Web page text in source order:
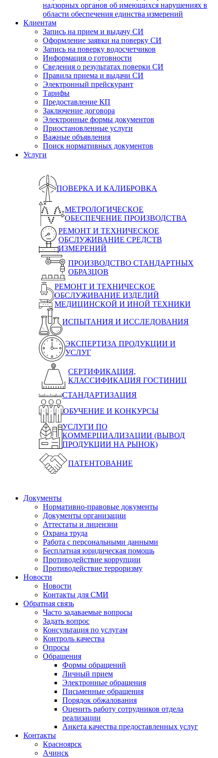
надзорных органов об имеющихся нарушениях в
области обеспечения единства измерений
Клиентам
Запись на прием и выдачу СИ
Оформление заявки на поверку СИ
Запись на поверку водосчетчиков
Информация о готовности
Сведения о результатах поверки СИ
Правила приема и выдачи СИ
Электронный прейскурант
Тарифы
Предоставление КП
Заключение договора
Электронные формы документов
Приостановленные услуги
Важные объявления
Поиск нормативных документов
Услуги
ПОВЕРКА И КАЛИБРОВКА
МЕТРОЛОГИЧЕСКОЕ
ОБЕСПЕЧЕНИЕ ПРОИЗВОДСТВА
РЕМОНТ И ТЕХНИЧЕСКОЕ
ОБСЛУЖИВАНИЕ СРЕДСТВ
ИЗМЕРЕНИЙ
ПРОИЗВОДСТВО СТАНДАРТНЫХ
ОБРАЗЦОВ
РЕМОНТ И ТЕХНИЧЕСКОЕ
ОБСЛУЖИВАНИЕ ИЗДЕЛИЙ
МЕДИЦИНСКОЙ И ИНОЙ ТЕХНИКИ
ИСПЫТАНИЯ И ИССЛЕДОВАНИЯ
ЭКСПЕРТИЗА ПРОДУКЦИИ И
УСЛУГ
СЕРТИФИКАЦИЯ,
КЛАССИФИКАЦИЯ ГОСТИНИЦ
СТАНДАРТИЗАЦИЯ
ОБУЧЕНИЕ И КОНКУРСЫ
УСЛУГИ ПО
КОММЕРЦИАЛИЗАЦИИ (ВЫВОД
ПРОДУКЦИИ НА РЫНОК)
ПАТЕНТОВАНИЕ
Документы
Нормативно-правовые документы
Документы организации
Аттестаты и лицензии
Охрана труда
Работа с персональными данными
Бесплатная юридическая помощь
Противодействие коррупции
Противодействие терроризму
Новости
Новости
Контакты для СМИ
Обратная связь
Часто задаваемые вопросы
Задать вопрос
Консультация по услугам
Контроль качества
Опросы
Обращения
Формы обращений
Личный прием
Электронные обращения
Письменные обращения
Порядок обжалования
Оценить работу сотрудников отдела
реализации
Анкета качества предоставленных услуг
Контакты
Красноярск
Ачинск